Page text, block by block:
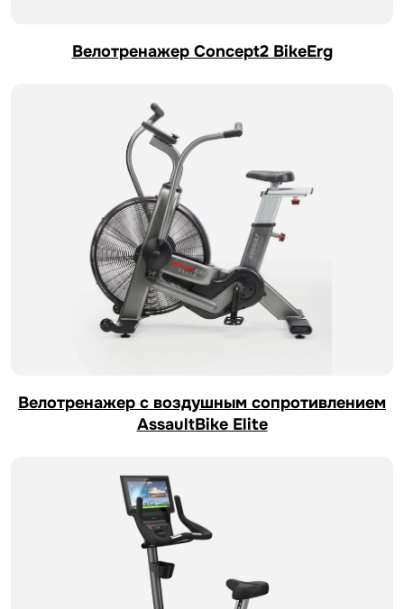
Велотренажер Concept2 BikeErg
Велотренажер с воздушным сопротивлением
AssaultBike Elite